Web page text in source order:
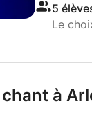
5
Le
à